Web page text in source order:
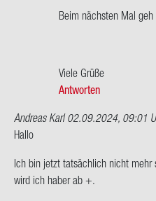
Chris­
macht…
von
dia
ler
Beim nächs­ten Mal
Viele Grüße
Antworten
Andreas Karl02.09.2024, 09:01
Hallo
Ich bin jetzt tat­säch­lich nicht
wird ich haber ab +.